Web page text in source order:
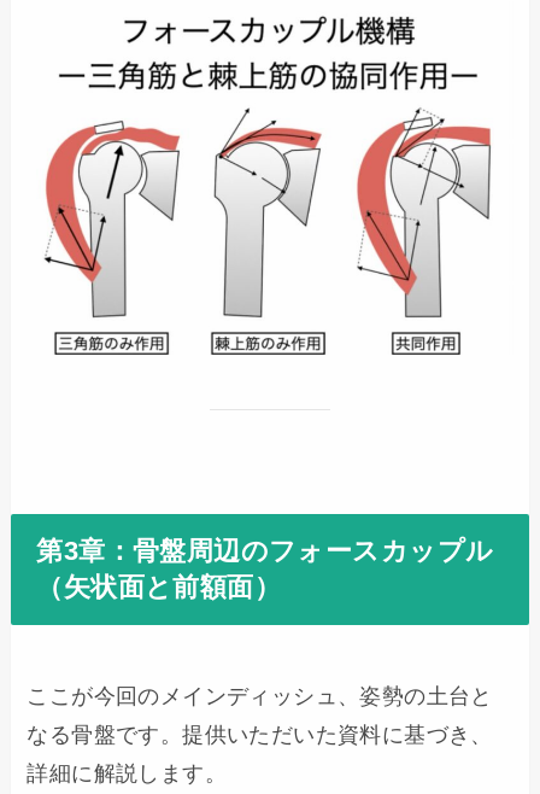
第3章：骨盤周辺のフォースカップル
（矢状面と前額面）
ここが今回のメインディッシュ、姿勢の土台と
なる骨盤です。提供いただいた資料に基づき、
詳細に解説します。